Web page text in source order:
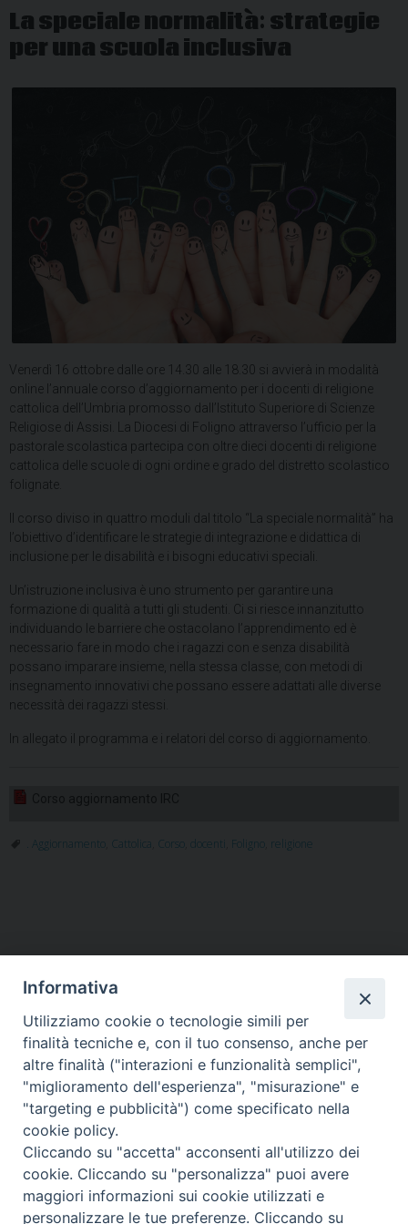
La speciale normalità: strategie
per una scuola inclusiva
Venerdì 16 ottobre dalle ore 14.30 alle 18.30 si avvierà in modalità
online l’annuale corso d’aggiornamento per i docenti di religione
cattolica dell’Umbria promosso dall’Istituto Superiore di Scienze
Religiose di Assisi. La Diocesi di Foligno attraverso l’ufficio per la
pastorale scolastica partecipa con oltre dieci docenti di religione
cattolica delle scuole di ogni ordine e grado del distretto scolastico
folignate.
Il corso diviso in quattro moduli dal titolo “La speciale normalità” ha
l’obiettivo d’identificare le strategie di integrazione e didattica di
inclusione per le disabilità e i bisogni educativi speciali.
Un’istruzione inclusiva è uno strumento per garantire una
formazione di qualità a tutti gli studenti. Ci si riesce innanzitutto
individuando le barriere che ostacolano l’apprendimento ed è
necessario fare in modo che i ragazzi con e senza disabilità
possano imparare insieme, nella stessa classe, con metodi di
insegnamento innovativi che possano essere adattati alle diverse
necessità dei ragazzi stessi.
In allegato il programma e i relatori del corso di aggiornamento.
. Aggiornamento Cattolica Corso docenti Foligno religione
HOME VESCOVO ORARI MESSE
CURIA VESCOVILE
TUTELA MINORI
UFFICI PASTORALI PERSONE
VITA CONSACRATA
DOCUMENTI
CONTATTI
Copyright © 2018 Diocesi di Foligno /Curia . Piazza Mons. Faloci 3 - 06034
tel. 0742 350473 fax 0742 349021 email: info@diocesidifoligno.it . pec:
diocesidifoligno@pec.it
Informativa
Utilizziamo cookie o tecnologie simili per
finalità tecniche e, con il tuo consenso, anche per
altre finalità ("interazioni e funzionalità semplici",
"miglioramento dell'esperienza", "misurazione" e
"targeting e pubblicità") come specificato nella
cookie policy.
Cliccando su "accetta" acconsenti all'utilizzo dei
cookie. Cliccando su "personalizza" puoi avere
maggiori informazioni sui cookie utilizzati e
personalizzare le tue preferenze. Cliccando su